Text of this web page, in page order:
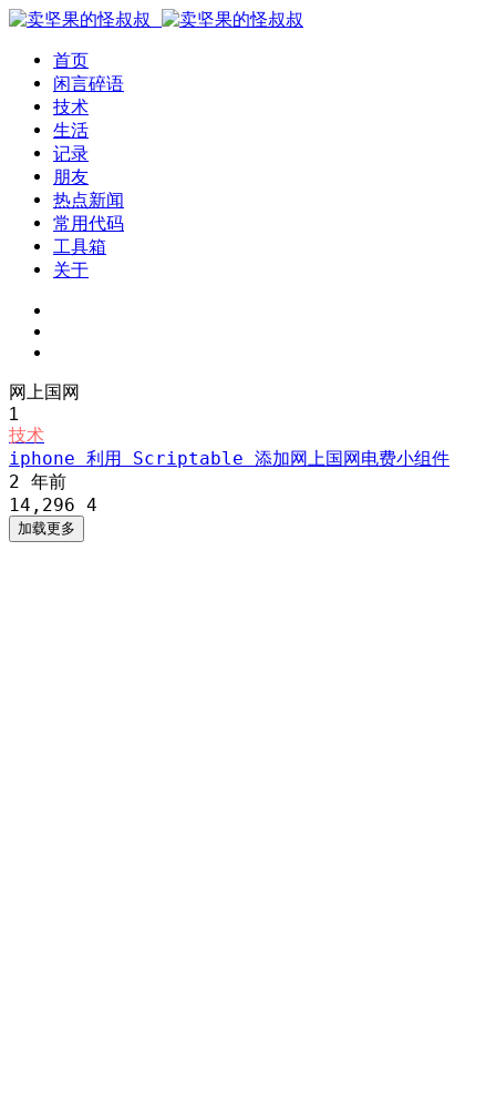
首页
闲言碎语
技术
生活
记录
朋友
热点新闻
常用代码
工具箱
关于
网上国网
1
技术
iphone 利用 Scriptable 添加网上国网电费小组件
2 年前
14,296 4
加载更多